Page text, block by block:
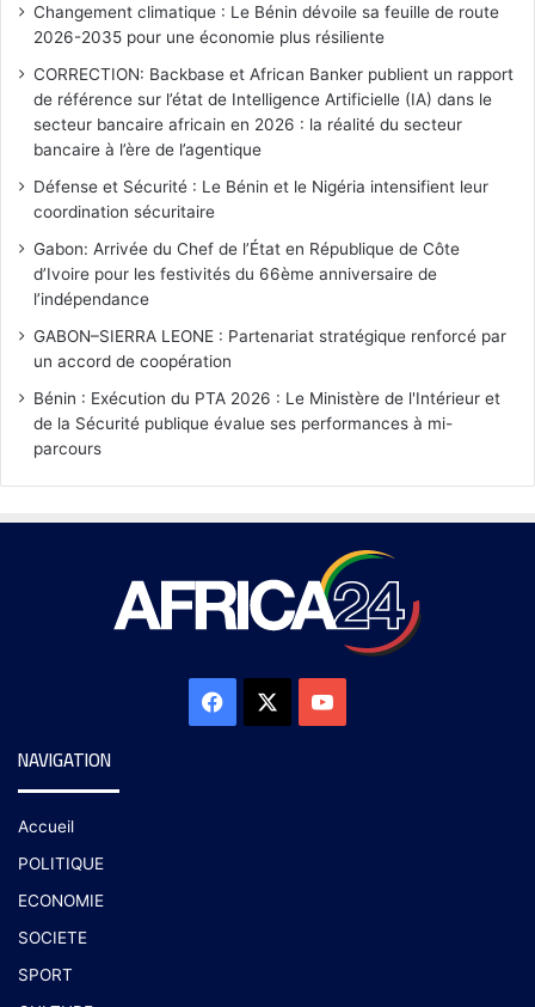
Changement climatique : Le Bénin dévoile sa feuille de route
2026-2035 pour une économie plus résiliente
CORRECTION: Backbase et African Banker publient un rapport
de référence sur l’état de Intelligence Artificielle (IA) dans le
secteur bancaire africain en 2026 : la réalité du secteur
bancaire à l’ère de l’agentique
Défense et Sécurité : Le Bénin et le Nigéria intensifient leur
coordination sécuritaire
Gabon: Arrivée du Chef de l’État en République de Côte
d’Ivoire pour les festivités du 66ème anniversaire de
l’indépendance
GABON–SIERRA LEONE : Partenariat stratégique renforcé par
un accord de coopération
Bénin : Exécution du PTA 2026 : Le Ministère de l'Intérieur et
de la Sécurité publique évalue ses performances à mi-
parcours
NAVIGATION
Accueil
POLITIQUE
ECONOMIE
SOCIETE
SPORT